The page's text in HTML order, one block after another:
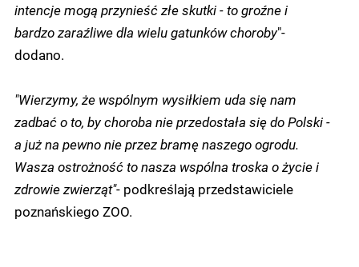
intencje mogą przynieść złe skutki - to groźne i
bardzo zaraźliwe dla wielu gatunków choroby"-
dodano.
"Wierzymy, że wspólnym wysiłkiem uda się nam
zadbać o to, by choroba nie przedostała się do Polski -
a już na pewno nie przez bramę naszego ogrodu.
Wasza ostrożność to nasza wspólna troska o życie i
zdrowie zwierząt"- podkreślają przedstawiciele
poznańskiego ZOO.